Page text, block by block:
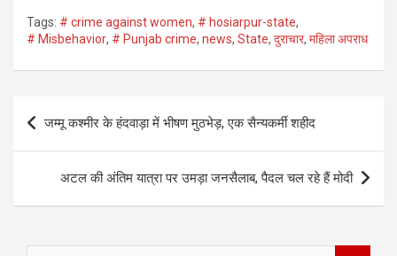
Tags: # crime against women, # hosiarpur-state,
# Misbehavior, # Punjab crime, news, State, दुराचार, महिला अपराध
Post
navigation
जम्‍मू कश्‍मीर के हंदवाड़ा में भीषण मुठभेड़, एक सैन्यकर्मी शहीद
अटल की अंतिम यात्रा पर उमड़ा जनसैलाब, पैदल चल रहे हैं मोदी